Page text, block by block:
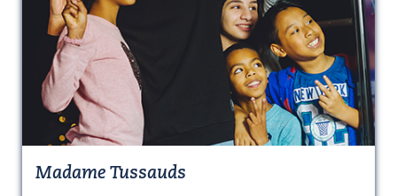
Madame Tussauds